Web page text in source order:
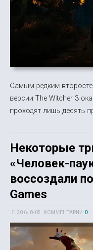
Самым редким
версии The Witcher 3
проходят лишь десять
Некоторые
«Человек-
воссоздали
Games
20 6-, 8-05 КОММЕНТАРИИ: 0